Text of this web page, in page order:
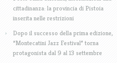
cittadinanza: la provincia di Pistoia
inserita nelle restrizioni
Dopo il successo della prima edizione,
“Montecatini Jazz Festival” torna
protagonista dal 9 al 13 settembre